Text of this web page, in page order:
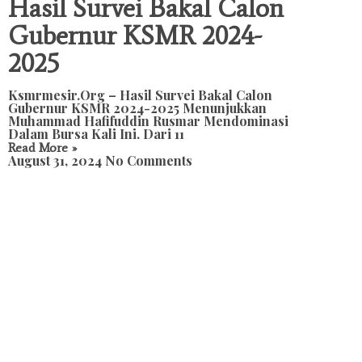
Hasil Survei Bakal Calon
Gubernur KSMR 2024-
2025
Ksmrmesir.org – Hasil Survei Bakal Calon
Gubernur KSMR 2024-2025 Menunjukkan
Muhammad Hafifuddin Rusmar Mendominasi
Dalam Bursa Kali Ini. Dari 11
Read More »
August 31, 2024 No Comments